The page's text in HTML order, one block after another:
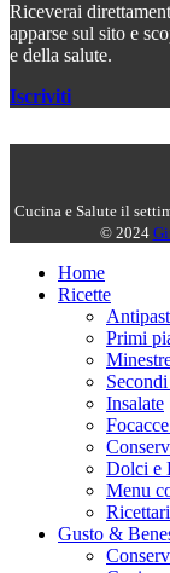
Riceverai
apparse sul sito e
e della salute.
Iscriviti
Cucina e Salute il
© 2024
Home
Ricette
Primi
Insalate
Dolci e
Menu
Ricettari
Gusto &